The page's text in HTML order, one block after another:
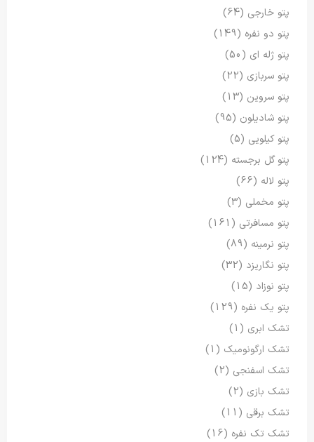
پتو خارجی (64)
پتو دو نفره (149)
پتو ژله ای (50)
پتو سربازی (22)
پتو سروین (13)
پتو شادیلون (95)
پتو کیلویی (5)
پتو گل برجسته (124)
پتو لاله (66)
پتو مخملی (3)
پتو مسافرتی (161)
پتو نرمینه (89)
پتو نگاریزد (32)
پتو نوزاد (15)
پتو یک نفره (129)
تشک ابری (1)
تشک ارگونومیک (1)
تشک اسفنجی (2)
تشک بازی (2)
تشک برقی (11)
تشک تک نفره (16)